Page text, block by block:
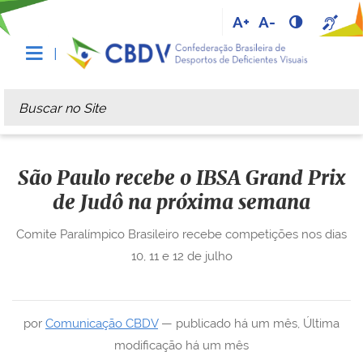
A+ A-
Busca
Busca Avançada…
São Paulo recebe o IBSA Grand Prix
de Judô na próxima semana
por Comunicação CBDV— publicado há um mês, Última
modificação há um mês
Comite Paralímpico Brasileiro recebe competições nos dias
10, 11 e 12 de julho